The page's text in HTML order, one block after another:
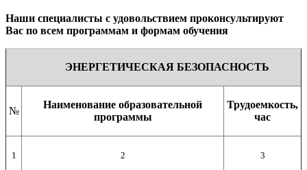
Наши специалисты с удовольствием проконсультируют
Вас по всем программам и формам обучения
ЭНЕРГЕТИЧЕСКАЯ БЕЗОПАСНОСТЬ
№
Наименование образовательной
программы
Трудоемкость,
час
1 2 3